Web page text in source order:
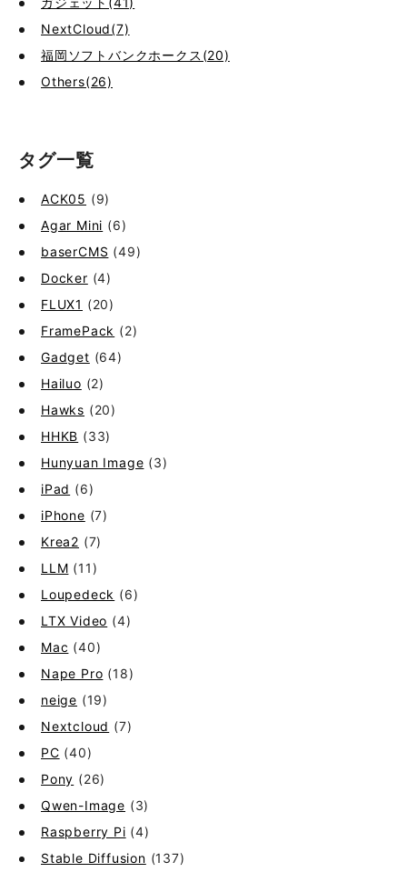
NextCloud(7)
福岡ソフトバンクホークス(20)
Others(26)
タグ一覧
ACK05 (9)
Agar Mini (6)
baserCMS (49)
Docker (4)
FLUX1 (20)
FramePack (2)
Gadget (64)
Hailuo (2)
Hawks (20)
HHKB (33)
Hunyuan Image (3)
iPad (6)
iPhone (7)
Krea2 (7)
LLM (11)
Loupedeck (6)
LTX Video (4)
Mac (40)
Nape Pro (18)
neige (19)
Nextcloud (7)
PC (40)
Pony (26)
Qwen-Image (3)
Raspberry Pi (4)
Stable Diffusion (137)